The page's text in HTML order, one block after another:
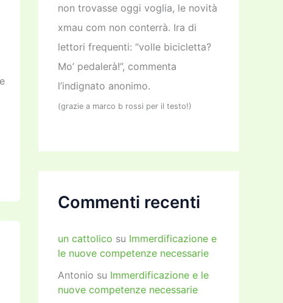
non trovasse oggi voglia, le novità
xmau com non conterrà. Ira di
lettori frequenti: “volle bicicletta?
Mo’ pedalerà!”, commenta
l’indignato anonimo.
(grazie a marco b rossi per il testo!)
Commenti recenti
un cattolico su Immerdificazione e
le nuove competenze necessarie
Antonio su Immerdificazione e le
nuove competenze necessarie